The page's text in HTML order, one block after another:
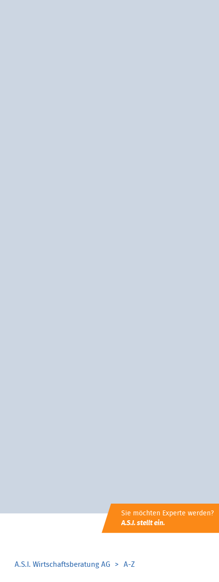
Sie möchten Experte werden?
A.S.I. stellt ein.
A.S.I. Wirtschaftsberatung AG A-Z